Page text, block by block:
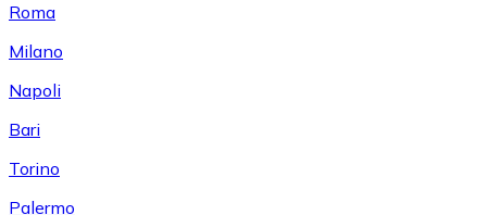
Roma
Milano
Napoli
Bari
Torino
Palermo